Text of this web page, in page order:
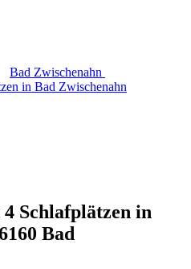
Bad Zwischenahn
in Bad Zwischenahn
Schlafplätzen in
Bad